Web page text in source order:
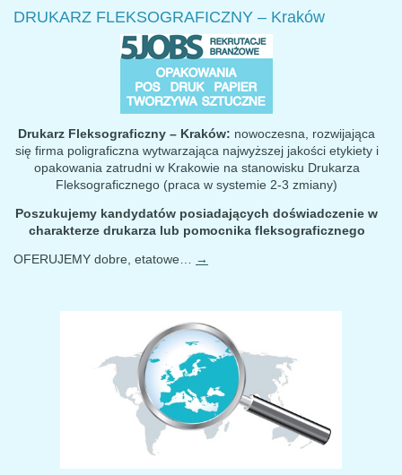
DRUKARZ FLEKSOGRAFICZNY – Kraków
Drukarz Fleksograficzny – Kraków: nowoczesna, rozwijająca
się firma poligraficzna wytwarzająca najwyższej jakości etykiety i
opakowania zatrudni w Krakowie na stanowisku Drukarza
Fleksograficznego (praca w systemie 2-3 zmiany)
Poszukujemy kandydatów posiadających doświadczenie w
charakterze drukarza lub pomocnika fleksograficznego
OFERUJEMY dobre, etatowe…
→